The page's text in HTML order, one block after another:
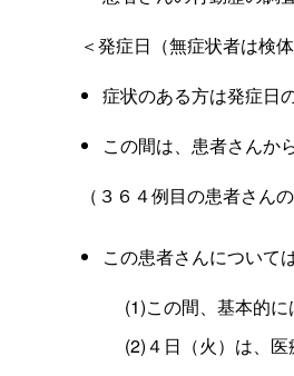
＜発症日（無症状者は検
症状のある方は発症日
この間は、患者さんか
（３６４例目の患者さん
この患者さんについて
(1)この間、基本的
(2)４日（火）は、